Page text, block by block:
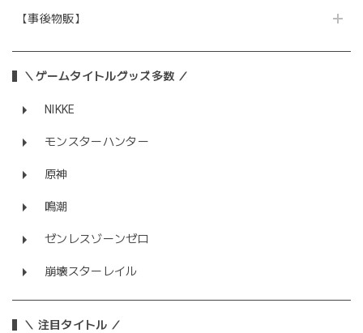
【事後物販】
＼ゲームタイトルグッズ多数 ／
NIKKE
モンスターハンター
原神
鳴潮
ゼンレスゾーンゼロ
崩壊スターレイル
＼ 注目タイトル ／